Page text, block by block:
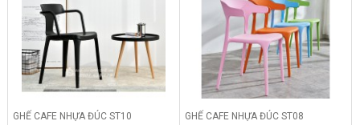
GHẾ CAFE NHỰA ĐÚC ST10 GHẾ CAFE NHỰA ĐÚC ST08